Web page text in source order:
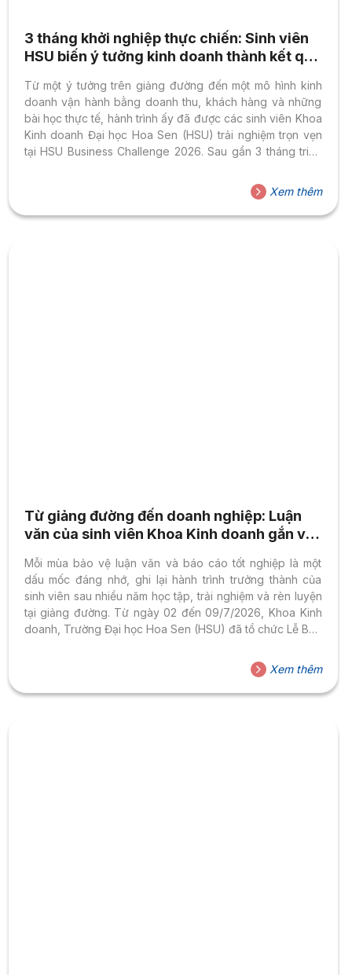
3 tháng khởi nghiệp thực chiến: Sinh viên
HSU biến ý tưởng kinh doanh thành kết quả
Từ một ý tưởng trên giảng đường đến một mô hình kinh
doanh vận hành bằng doanh thu, khách hàng và những
bài học thực tế, hành trình ấy đã được các sinh viên Khoa
Kinh doanh Đại học Hoa Sen (HSU) trải nghiệm trọn vẹn
tại HSU Business Challenge 2026. Sau gần 3 tháng triển
ngày 23/7/2026 đã khép lại mùa giải bằng những dự án
kinh doanh được xây dựng từ tư duy, bản lĩnh và trải
nghiệm của sinh viên. Khi môn học trở thành...
Xem thêm
Từ giảng đường đến doanh nghiệp: Luận
văn của sinh viên Khoa Kinh doanh gắn với
Mỗi mùa bảo vệ luận văn và báo cáo tốt nghiệp là một
dấu mốc đáng nhớ, ghi lại hành trình trưởng thành của
sinh viên sau nhiều năm học tập, trải nghiệm và rèn luyện
tại giảng đường. Từ ngày 02 đến 09/7/2026, Khoa Kinh
doanh, Trường Đại học Hoa Sen (HSU) đã tổ chức Lễ Bảo
năm học 2025 – 2026 cho sinh viên các ngành Quản trị
Kinh doanh, Quản trị Nhân lực, Tài chính – Ngân hàng và
Kế toán. Không chỉ là...
Xem thêm